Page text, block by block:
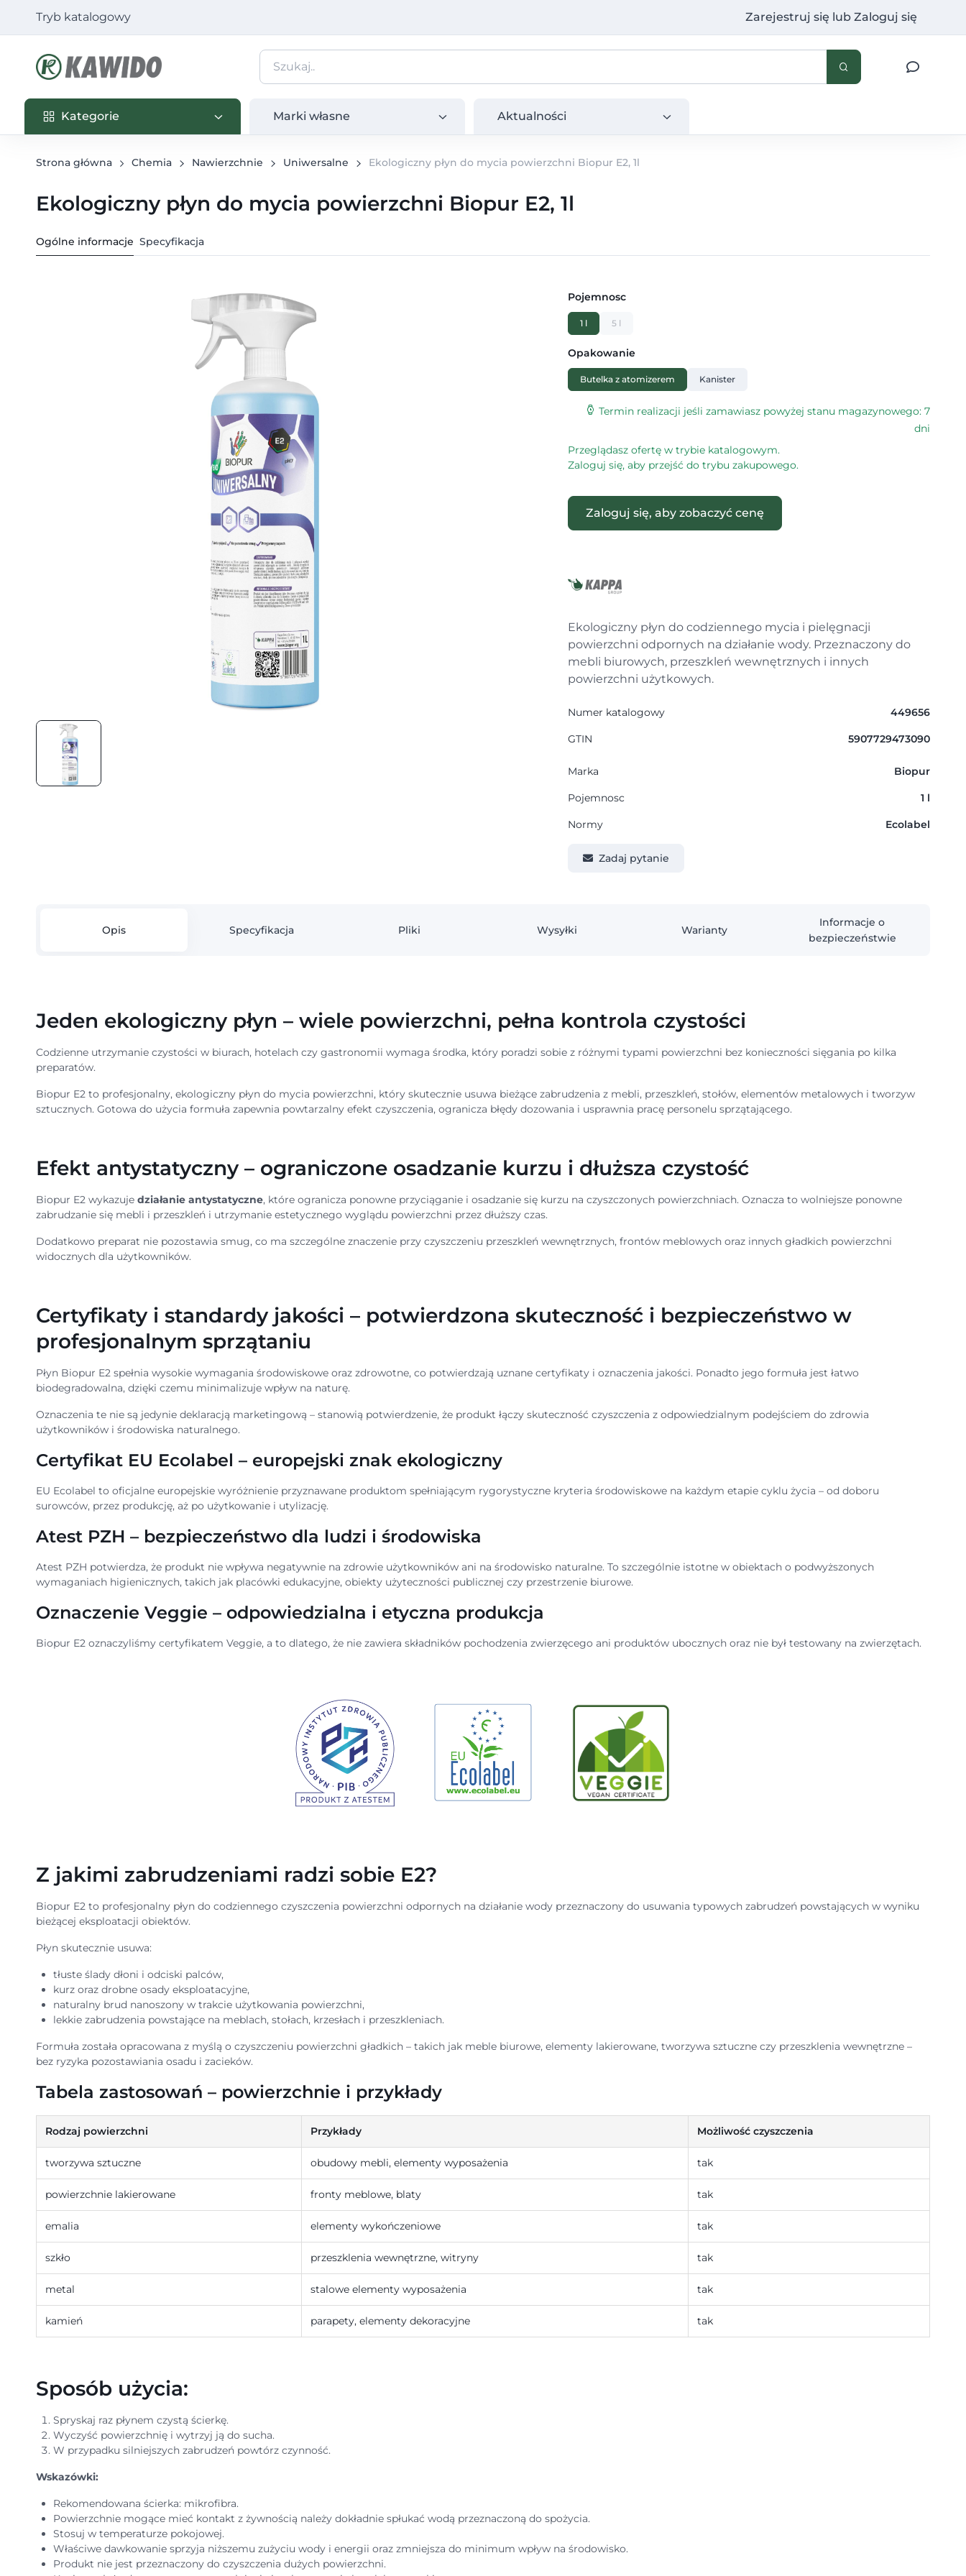
Tryb katalogowy Zarejestruj się lubZaloguj się
Kategorie
Kategorie Marki własne Aktualności
Strona główna Chemia Nawierzchnie Uniwersalne Ekologiczny płyn do mycia powierzchni Biopur E2, 1l
Ekologiczny płyn do mycia powierzchni Biopur E2, 1l
Ogólne informacje Specyfikacja
Pojemnosc
1 l 5 l
Opakowanie
Butelka z atomizerem Kanister
Termin realizacji jeśli zamawiasz powyżej stanu magazynowego: 7
dni
Przeglądasz ofertę w trybie katalogowym.
Zaloguj się, aby przejść do trybu zakupowego.
Zaloguj się, aby zobaczyć cenę
Ekologiczny płyn do codziennego mycia i pielęgnacji
powierzchni odpornych na działanie wody. Przeznaczony do
mebli biurowych, przeszkleń wewnętrznych i innych
powierzchni użytkowych.
Numer katalogowy 449656
GTIN 5907729473090
Marka Biopur
Pojemnosc 1 l
Normy Ecolabel
Zadaj pytanie
Opis Specyfikacja Pliki Wysyłki Warianty
Informacje o
bezpieczeństwie
Jeden ekologiczny płyn – wiele powierzchni, pełna kontrola czystości
Codzienne utrzymanie czystości w biurach, hotelach czy gastronomii wymaga środka, który poradzi sobie z różnymi typami powierzchni bez konieczności sięgania po kilka
preparatów.
Biopur E2 to profesjonalny, ekologiczny płyn do mycia powierzchni, który skutecznie usuwa bieżące zabrudzenia z mebli, przeszkleń, stołów, elementów metalowych i tworzyw
sztucznych. Gotowa do użycia formuła zapewnia powtarzalny efekt czyszczenia, ogranicza błędy dozowania i usprawnia pracę personelu sprzątającego.
Efekt antystatyczny – ograniczone osadzanie kurzu i dłuższa czystość
Biopur E2 wykazuje działanie antystatyczne, które ogranicza ponowne przyciąganie i osadzanie się kurzu na czyszczonych powierzchniach. Oznacza to wolniejsze ponowne
zabrudzanie się mebli i przeszkleń i utrzymanie estetycznego wyglądu powierzchni przez dłuższy czas.
Dodatkowo preparat nie pozostawia smug, co ma szczególne znaczenie przy czyszczeniu przeszkleń wewnętrznych, frontów meblowych oraz innych gładkich powierzchni
widocznych dla użytkowników.
Certyfikaty i standardy jakości – potwierdzona skuteczność i bezpieczeństwo w
profesjonalnym sprzątaniu
Płyn Biopur E2 spełnia wysokie wymagania środowiskowe oraz zdrowotne, co potwierdzają uznane certyfikaty i oznaczenia jakości. Ponadto jego formuła jest łatwo
biodegradowalna, dzięki czemu minimalizuje wpływ na naturę.
Oznaczenia te nie są jedynie deklaracją marketingową – stanowią potwierdzenie, że produkt łączy skuteczność czyszczenia z odpowiedzialnym podejściem do zdrowia
użytkowników i środowiska naturalnego.
Certyfikat EU Ecolabel – europejski znak ekologiczny
EU Ecolabel to oficjalne europejskie wyróżnienie przyznawane produktom spełniającym rygorystyczne kryteria środowiskowe na każdym etapie cyklu życia – od doboru
surowców, przez produkcję, aż po użytkowanie i utylizację.
Atest PZH – bezpieczeństwo dla ludzi i środowiska
Atest PZH potwierdza, że produkt nie wpływa negatywnie na zdrowie użytkowników ani na środowisko naturalne. To szczególnie istotne w obiektach o podwyższonych
wymaganiach higienicznych, takich jak placówki edukacyjne, obiekty użyteczności publicznej czy przestrzenie biurowe.
Oznaczenie Veggie – odpowiedzialna i etyczna produkcja
Biopur E2 oznaczyliśmy certyfikatem Veggie, a to dlatego, że nie zawiera składników pochodzenia zwierzęcego ani produktów ubocznych oraz nie był testowany na zwierzętach.
Z jakimi zabrudzeniami radzi sobie E2?
Biopur E2 to profesjonalny płyn do codziennego czyszczenia powierzchni odpornych na działanie wody przeznaczony do usuwania typowych zabrudzeń powstających w wyniku
bieżącej eksploatacji obiektów.
Płyn skutecznie usuwa:
tłuste ślady dłoni i odciski palców,
kurz oraz drobne osady eksploatacyjne,
naturalny brud nanoszony w trakcie użytkowania powierzchni,
lekkie zabrudzenia powstające na meblach, stołach, krzesłach i przeszkleniach.
Formuła została opracowana z myślą o czyszczeniu powierzchni gładkich – takich jak meble biurowe, elementy lakierowane, tworzywa sztuczne czy przeszklenia wewnętrzne –
bez ryzyka pozostawiania osadu i zacieków.
Tabela zastosowań – powierzchnie i przykłady
Rodzaj powierzchni Przykłady Możliwość czyszczenia
tworzywa sztuczne obudowy mebli, elementy wyposażenia tak
powierzchnie lakierowane fronty meblowe, blaty tak
emalia elementy wykończeniowe tak
szkło przeszklenia wewnętrzne, witryny tak
metal stalowe elementy wyposażenia tak
kamień parapety, elementy dekoracyjne tak
Sposób użycia:
Spryskaj raz płynem czystą ścierkę.
Wyczyść powierzchnię i wytrzyj ją do sucha.
W przypadku silniejszych zabrudzeń powtórz czynność.
Wskazówki:
Rekomendowana ścierka: mikrofibra.
Powierzchnie mogące mieć kontakt z żywnością należy dokładnie spłukać wodą przeznaczoną do spożycia.
Stosuj w temperaturze pokojowej.
Właściwe dawkowanie sprzyja niższemu zużyciu wody i energii oraz zmniejsza do minimum wpływ na środowisko.
Produkt nie jest przeznaczony do czyszczenia dużych powierzchni.